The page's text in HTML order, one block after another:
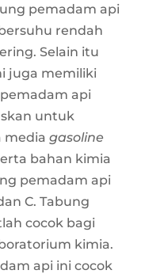
pemadam api
rendah
Selain itu
juga memiliki
api
untuk
media gasoline
bahan kimia
pemadam api
C. Tabung
cocok bagi
kimia.
api ini cocok